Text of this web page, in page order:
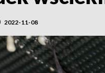
2022-11-08